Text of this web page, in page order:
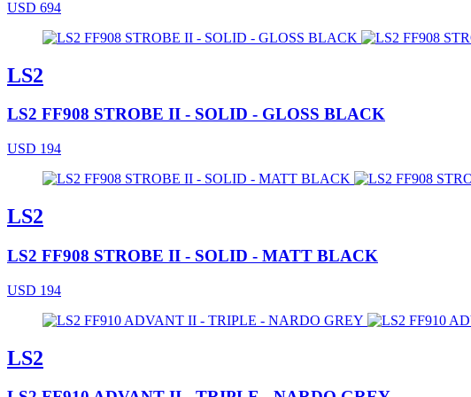
USD 694
LS2
LS2 FF908 STROBE II - SOLID - GLOSS BLACK
USD 194
LS2
LS2 FF908 STROBE II - SOLID - MATT BLACK
USD 194
LS2